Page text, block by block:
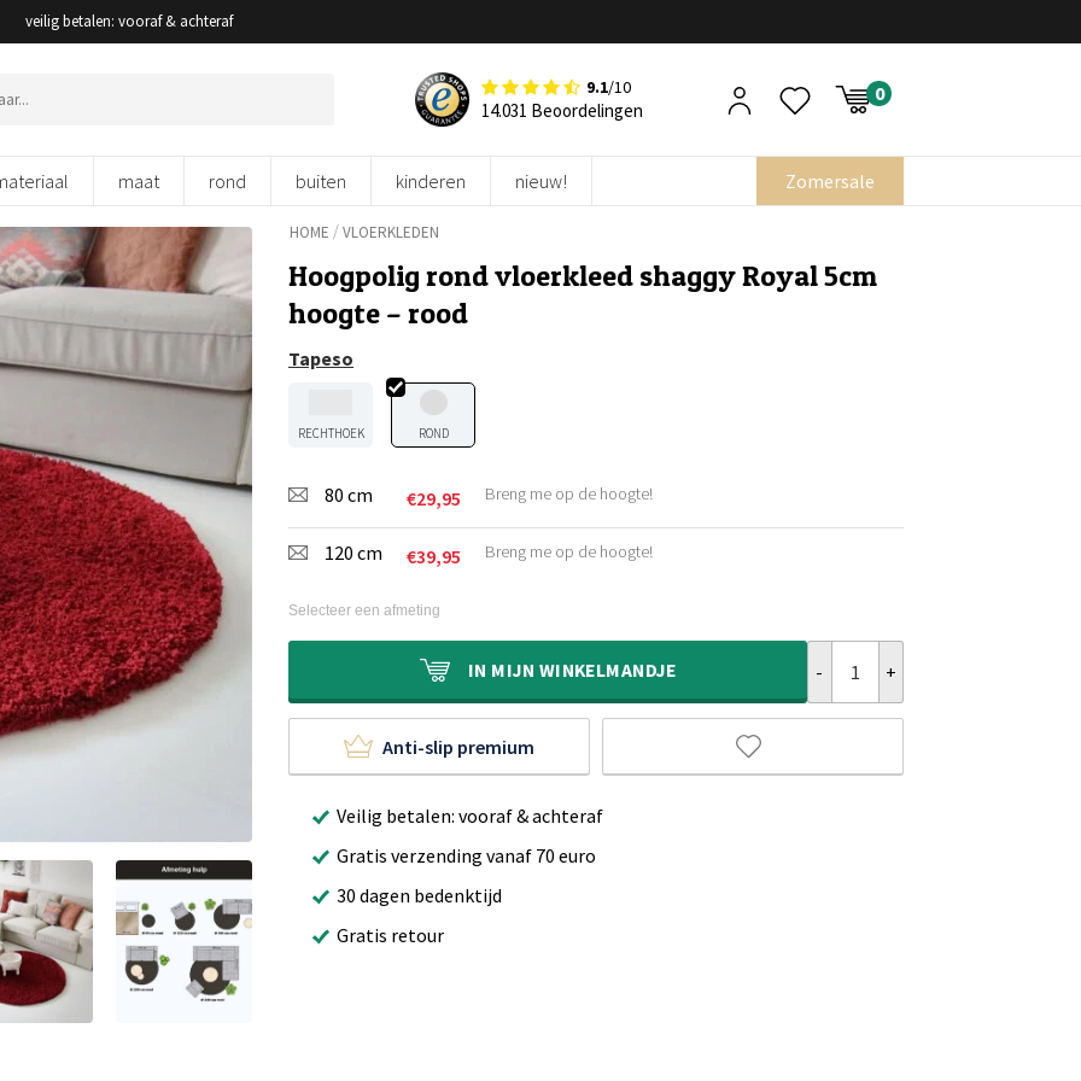
veilig betalen: vooraf & achteraf
9.1/10
14.031 Beoordelingen
maat rond buiten kinderen nieuw! Zomersale
HOME /VLOERKLEDEN
Hoogpolig rond vloerkleed shaggy Royal 5cm
hoogte – rood
Tapeso
RECHTHOEK ROND
80 cm €29,95 Breng me op de hoogte!
120 cm €39,95 Breng me op de hoogte!
Selecteer een afmeting
IN MIJN WINKELMANDJE
Anti-slip premium
Veilig betalen: vooraf & achteraf
Gratis verzending vanaf 70 euro
30 dagen bedenktijd
Gratis retour